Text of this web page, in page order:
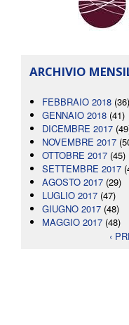
ARCHIVIO
FEBBRAIO 2018 (36)
GENNAIO 2018 (41)
DICEMBRE 2017
NOVEMBRE 2017
OTTOBRE 2017 (45)
SETTEMBRE 2017
AGOSTO 2017 (29)
LUGLIO 2017 (47)
GIUGNO 2017 (48)
MAGGIO 2017 (48)
‹